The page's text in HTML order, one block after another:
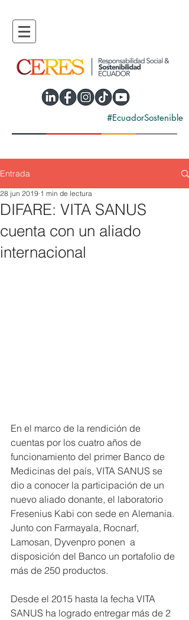
#EcuadorSostenible
Entrada
DIFARE: VITA SANUS
cuenta con un aliado
internacional
28 jun 2019 1 min de lectura
En el marco de la rendición de
cuentas por los cuatro años de
funcionamiento del primer Banco de
Medicinas del país, VITA SANUS se
dio a conocer la participación de un
nuevo aliado donante, el laboratorio
Fresenius Kabi con sede en Alemania.
Junto con Farmayala, Rocnarf,
Lamosan, Dyvenpro ponen  a
disposición del Banco un portafolio de
más de 250 productos.
Desde el 2015 hasta la fecha VITA
SANUS ha logrado entregar más de 2